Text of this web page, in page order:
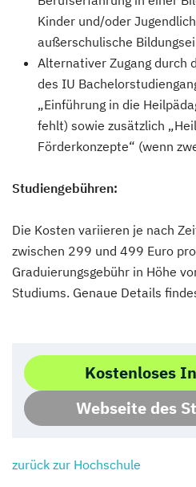
Kinder und/oder
außerschulische
Alternativer Zugang durch
des IU
„Einführung in die
fehlt) sowie zusätzlich
Förderkonzepte“ (wenn
Studiengebühren:
Die Kosten variieren je nach
zwischen 299 und 499 Euro
Graduierungsgebühr in Höhe
Studiums. Genaue Details
Kostenloses
Webseite des
zurück zur Hochschule